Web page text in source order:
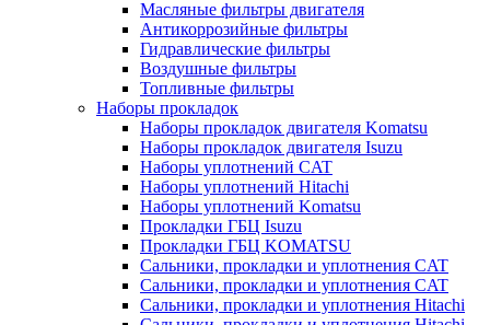
Масляные фильтры двигателя
Антикоррозийные фильтры
Гидравлические фильтры
Воздушные фильтры
Топливные фильтры
Наборы прокладок
Наборы прокладок двигателя Komatsu
Наборы прокладок двигателя Isuzu
Наборы уплотнений CAT
Наборы уплотнений Hitachi
Наборы уплотнений Komatsu
Прокладки ГБЦ Isuzu
Прокладки ГБЦ KOMATSU
Сальники, прокладки и уплотнения CAT
Сальники, прокладки и уплотнения CAT
Сальники, прокладки и уплотнения Hitachi